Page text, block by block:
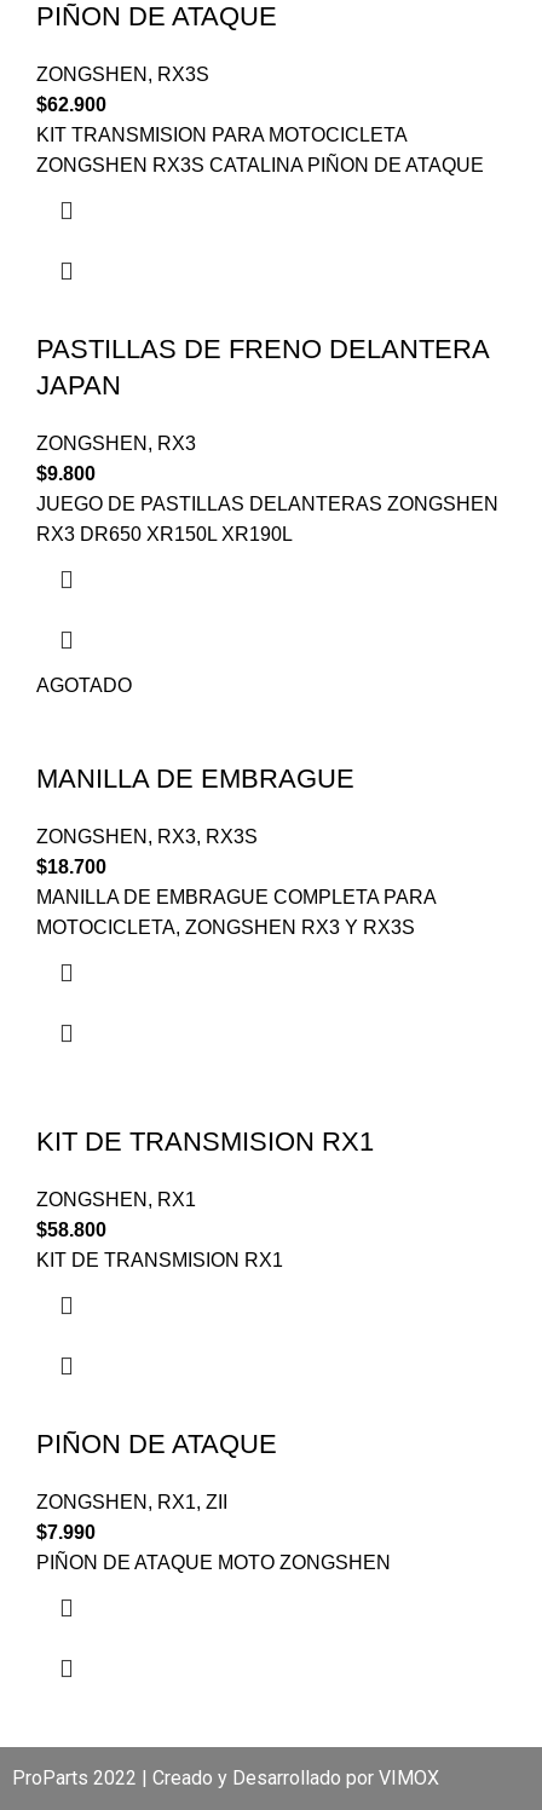
PIÑON DE ATAQUE
ZONGSHEN , RX3S
$62.900
KIT TRANSMISION PARA MOTOCICLETA
ZONGSHEN RX3S CATALINA PIÑON DE ATAQUE
PASTILLAS DE FRENO DELANTERA
JAPAN
ZONGSHEN , RX3
$9.800
JUEGO DE PASTILLAS DELANTERAS ZONGSHEN
RX3 DR650 XR150L XR190L
AGOTADO
MANILLA DE EMBRAGUE
ZONGSHEN , RX3, RX3S
$18.700
MANILLA DE EMBRAGUE COMPLETA PARA
MOTOCICLETA, ZONGSHEN RX3 Y RX3S
KIT DE TRANSMISION RX1
ZONGSHEN , RX1
$58.800
KIT DE TRANSMISION RX1
PIÑON DE ATAQUE
ZONGSHEN , RX1, ZII
$7.990
PIÑON DE ATAQUE MOTO ZONGSHEN
ProParts 2022 | Creado y Desarrollado por VIMOX